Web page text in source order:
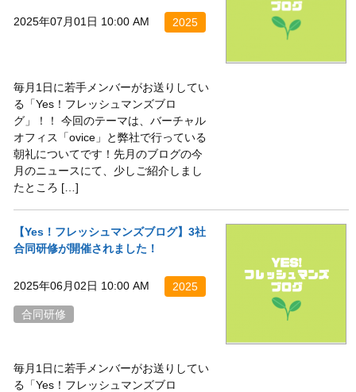
2025年07月01日 10:00 AM 2025
毎月1日に若手メンバーがお送りしてい
る「Yes！フレッシュマンズブロ
グ」！！ 今回のテーマは、バーチャル
オフィス「ovice」と弊社で行っている
朝礼についてです！先月のブログの今
月のニュースにて、少しご紹介しまし
たところ […]
【Yes！フレッシュマンズブログ】3社
合同研修が開催されました！
2025年06月02日 10:00 AM 2025
合同研修
毎月1日に若手メンバーがお送りしてい
る「Yes！フレッシュマンズブロ